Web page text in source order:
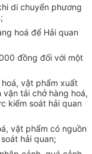
di chuyển phương
hoá để Hải quan
đồng đối với một
vật phẩm xuất
tải chở hàng hoá,
kiểm soát hải quan
vật phẩm có nguồn
hải quan;